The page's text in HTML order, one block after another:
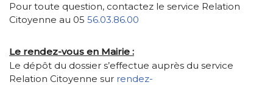
Pour toute question, contactez le service Relation
Citoyenne au 05 56.03.86.00
Le rendez-vous en Mairie :
Le dépôt du dossier s’effectue auprès du service
Relation Citoyenne sur rendez-